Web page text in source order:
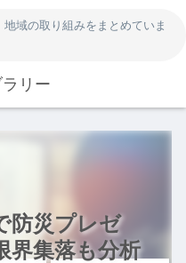
域の取り組みをまとめていま
リー
防災プレゼ
界集落も分析